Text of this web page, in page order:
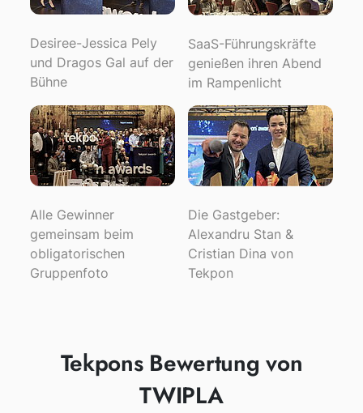
Desiree-Jessica Pely
und Dragos Gal auf der
Bühne
SaaS-Führungskräfte
genießen ihren Abend
im Rampenlicht
Alle Gewinner
gemeinsam beim
obligatorischen
Gruppenfoto
Die Gastgeber:
Alexandru Stan &
Cristian Dina von
Tekpon
Tekpons Bewertung von
TWIPLA